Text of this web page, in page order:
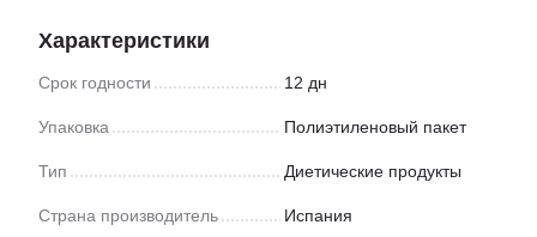
Характеристики
Срок годности 12 дн
Упаковка Полиэтиленовый пакет
Тип Диетические продукты
Страна производитель Испания